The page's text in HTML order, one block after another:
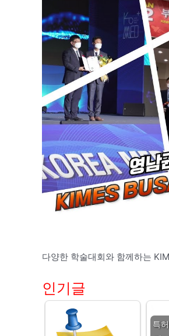
다양한 학술대회와 함께하는
인기글
특